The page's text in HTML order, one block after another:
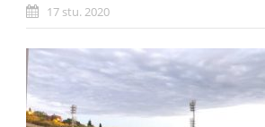
17 stu. 2020